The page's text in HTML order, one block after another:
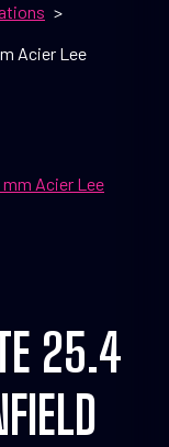
Acier Lee
25.4